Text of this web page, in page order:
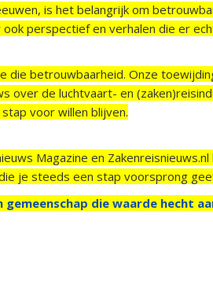
is het belangrijk om
perspectief en verhalen die er
die betrouwbaarheid. Onze
over de luchtvaart- en
voor willen blijven.
Magazine en Zakenreisnieuws.nl
je steeds een stap voorsprong
die waarde hecht